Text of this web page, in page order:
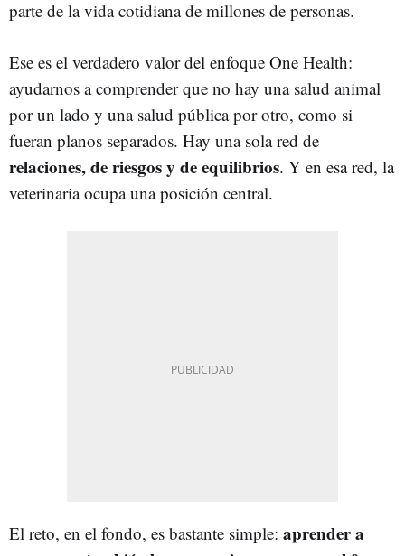
parte de la vida cotidiana de millones de personas.
Ese es el verdadero valor del enfoque One Health:
ayudarnos a comprender que no hay una salud animal
por un lado y una salud pública por otro, como si
fueran planos separados. Hay una sola red de
relaciones, de riesgos y de equilibrios. Y en esa red, la
veterinaria ocupa una posición central.
El reto, en el fondo, es bastante simple: aprender a